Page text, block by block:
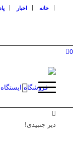
خانه اخبار
0
دیر جنبیدی!